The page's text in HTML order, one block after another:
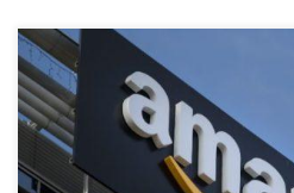
Para z Florydy otrzymała bardzo
Amazona: 65 funtów marihuany
otrzymała o wiele więcej, niż
którzy poprosili o zachowanie